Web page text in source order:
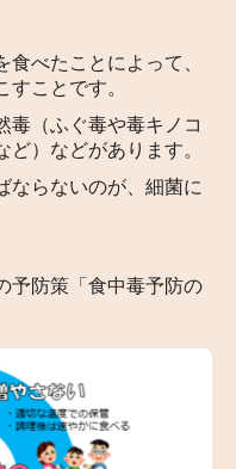
べたことによって、
ことです。
毒（ふぐ毒や毒キノコ
）などがあります。
ならないのが、細菌に
予防策「食中毒予防の